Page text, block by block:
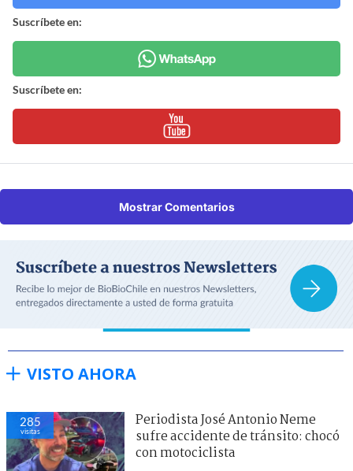
Suscríbete en:
Suscríbete en:
Mostrar Comentarios
VISTO AHORA
282
visitas
Periodista José Antonio Neme
sufre accidente de tránsito: chocó
con motociclista